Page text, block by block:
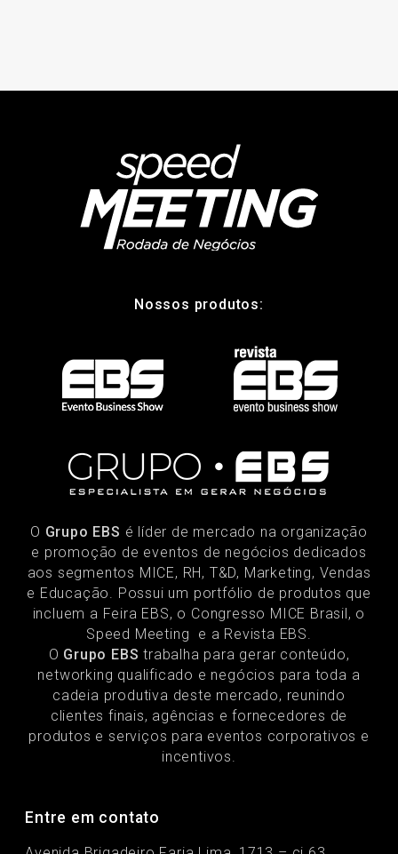
Nossos produtos:
O Grupo EBS é líder de mercado na organização
e promoção de eventos de negócios dedicados
aos segmentos MICE, RH, T&D, Marketing, Vendas
e Educação. Possui um portfólio de produtos que
incluem a Feira EBS, o Congresso MICE Brasil, o
Speed Meeting e a Revista EBS.
O Grupo EBS trabalha para gerar conteúdo,
networking qualificado e negócios para toda a
cadeia produtiva deste mercado, reunindo
clientes finais, agências e fornecedores de
produtos e serviços para eventos corporativos e
incentivos.
Entre em contato